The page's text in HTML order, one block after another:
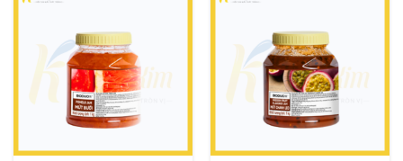
TOPPING
SẢN PHẨM KHÁC
8 Sản Phẩm